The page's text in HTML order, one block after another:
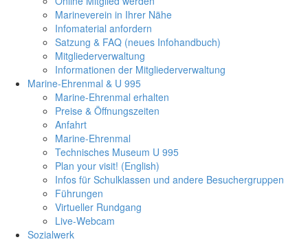
Marineverein in Ihrer Nähe
Infomaterial anfordern
Satzung & FAQ (neues Infohandbuch)
Mitgliederverwaltung
Informationen der Mitgliederverwaltung
Marine-Ehrenmal & U 995
Marine-Ehrenmal erhalten
Preise & Öffnungszeiten
Anfahrt
Marine-Ehrenmal
Technisches Museum U 995
Plan your visit! (English)
Infos für Schulklassen und andere Besuchergruppen
Führungen
Virtueller Rundgang
Live-Webcam
Sozialwerk